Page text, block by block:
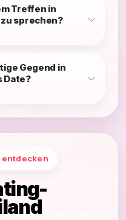
Treffen in
sprechen?
Gegend in
Date?